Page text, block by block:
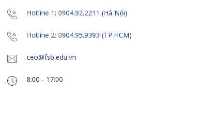
Hotline 1: 0904.92.2211 (Hà Nội)
Hotline 2: 0904.95.9393 (TP.HCM)
ceo@fsb.edu.vn
8:00 - 17:00